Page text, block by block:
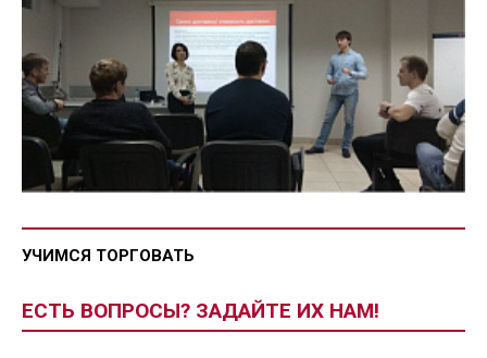
УЧИМСЯ ТОРГОВАТЬ
ЕСТЬ ВОПРОСЫ? ЗАДАЙТЕ ИХ НАМ!